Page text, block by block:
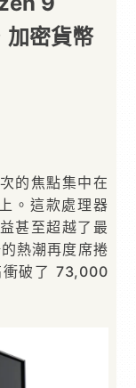
密貨幣
的焦點集中在
。這款處理器
甚至超越了最
熱潮再度席捲
衝破了 73,000